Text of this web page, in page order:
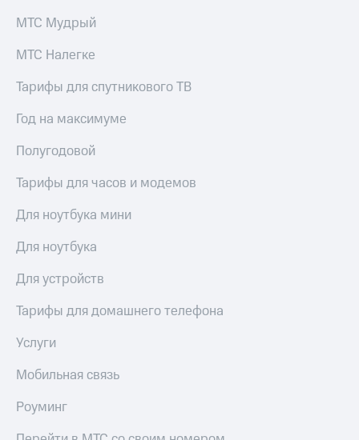
МТС Мудрый
МТС Налегке
Тарифы для спутникового ТВ
Год на максимуме
Полугодовой
Тарифы для часов и модемов
Для ноутбука мини
Для ноутбука
Для устройств
Тарифы для домашнего телефона
Услуги
Мобильная связь
Роуминг